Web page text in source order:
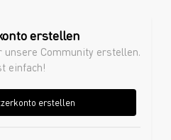
erstellen
unsere Community erstellen.
einfach!
erstellen